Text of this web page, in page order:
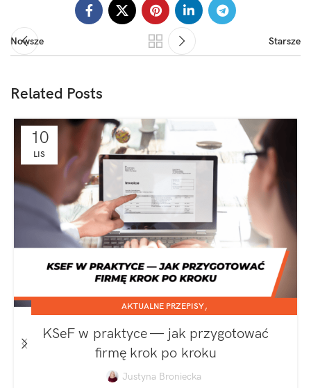
Nowsze Starsze
Related Posts
10
LIS
AKTUALNE PRZEPISY,
SPÓŁKA Z O.O.
KSeF w praktyce — jak przygotować
firmę krok po kroku
Justyna Broniecka